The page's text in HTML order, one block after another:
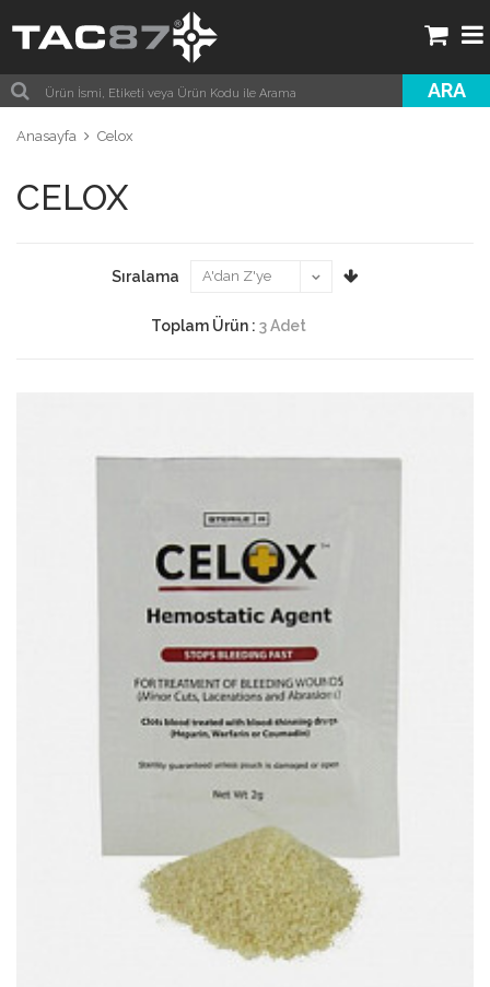
ARA
Anasayfa Celox
CELOX
Sıralama
Toplam Ürün : 3 Adet